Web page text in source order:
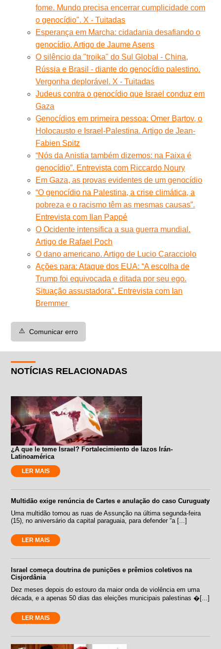
fome. Mundo precisa encerrar cumplicidade com
o genocídio". X - Tuitadas
Esperança em Marcha: cidadania desafiando o
genocídio. Artigo de Jaume Asens
O silêncio da "troika" do Sul Global - China,
Rússia e Brasil - diante do genocídio palestino.
Vergonha deplorável. X - Tuitadas
Judeus contra o genocídio que Israel conduz em
Gaza
Genocídios em primeira pessoa: Omer Bartov, o
Holocausto e Israel-Palestina. Artigo de Jean-
Fabien Spitz
“Nós da Anistia também dizemos: na Faixa é
genocídio”. Entrevista com Riccardo Noury
Em Gaza, as provas evidentes de um genocídio
“O genocídio na Palestina, a crise climática, a
pobreza e o racismo têm as mesmas causas”.
Entrevista com Ilan Pappé
O Ocidente intensifica a sua guerra mundial.
Artigo de Rafael Poch
O dano americano. Artigo de Lucio Caracciolo
Ações para: Ataque dos EUA: “A escolha de
Trump foi equivocada e ditada por seu ego.
Situação assustadora”. Entrevista com Ian
Bremmer
⚠️ Comunicar erro
NOTÍCIAS RELACIONADAS
¿A que le teme Israel? Fortalecimiento de lazos Irán-
Latinoamérica
LER MAIS
Multidão exige renúncia de Cartes e anulação do caso Curuguaty
Uma multidão tomou as ruas de Assunção na última segunda-feira
(15), no aniversário da capital paraguaia, para defender “a [...]
LER MAIS
Israel começa doutrina de punições e prêmios coletivos na
Cisjordânia
Dez meses depois do estouro da maior onda de violência em uma
década, e a apenas 50 dias das eleições municipais palestinas �[...]
LER MAIS